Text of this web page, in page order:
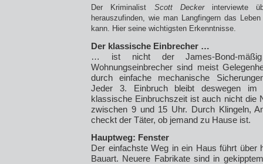
Der Kriminalist Scott Deckerinterviewte
herauszufinden, wie man Langfingern das
kann. Hier seine wichtigsten Erkenntnisse.
Der klassische Einbrecher …
… ist nicht der James-Bond-mäßig
Wohnungseinbrecher sind meist
durch einfache mechanische
Jeder 3. Einbruch bleibt deswegen im
klassische Einbruchszeit ist auch nicht die
zwischen 9 und 15 Uhr. Durch Klingeln,
checkt der Täter, ob jemand zu Hause ist.
Hauptweg: Fenster
Der einfachste Weg in ein Haus führt über
Bauart. Neuere Fabrikate sind in